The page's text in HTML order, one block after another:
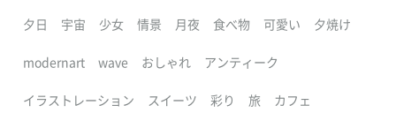
夕日 宇宙 少女 情景 月夜 食べ物 可愛い 夕焼け
modernart wave おしゃれ アンティーク
イラストレーション スイーツ 彩り 旅 カフェ